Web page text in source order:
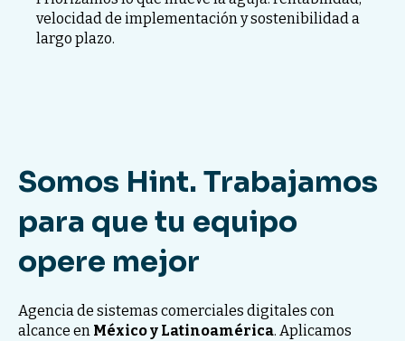
velocidad de implementación y sostenibilidad a
largo plazo.
Somos Hint. Trabajamos
para que tu equipo
opere mejor
Agencia de sistemas comerciales digitales con
alcance en México y Latinoamérica. Aplicamos